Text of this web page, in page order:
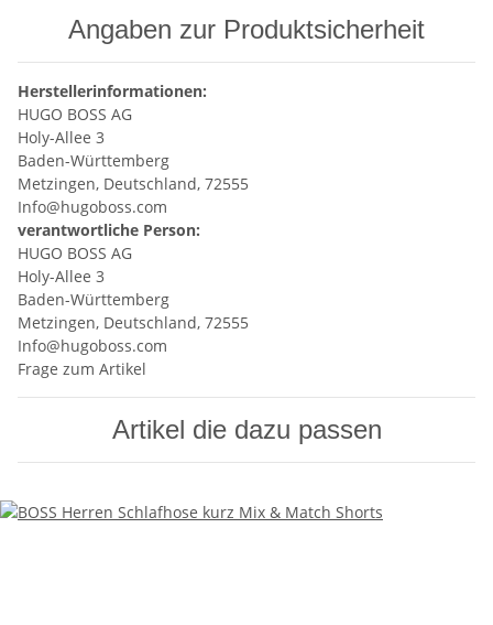
Angaben zur Produktsicherheit
Herstellerinformationen:
HUGO BOSS AG
Holy-Allee 3
Baden-Württemberg
Metzingen, Deutschland, 72555
Info@hugoboss.com
verantwortliche Person:
HUGO BOSS AG
Holy-Allee 3
Baden-Württemberg
Metzingen, Deutschland, 72555
Info@hugoboss.com
Frage zum Artikel
Artikel die dazu passen